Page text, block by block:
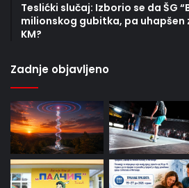
Teslićki slučaj: Izborio se da ŠG
milionskog gubitka, pa
KM?
Zadnje objavljeno